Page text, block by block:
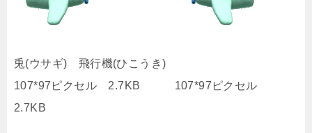
兎(ウサギ) 飛行機(ひこうき)
107*97ピクセル 2.7KB 107*97ピクセル
2.7KB